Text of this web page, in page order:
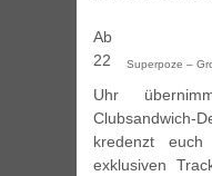
Superpoze –
Ab
22
Uhr
Clubsandwich-
kredenzt
exklusiven